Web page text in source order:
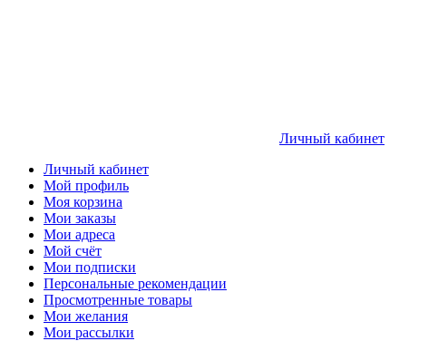
Личный кабинет
Личный кабинет
Мой профиль
Моя корзина
Мои заказы
Мои адреса
Мой счёт
Мои подписки
Персональные рекомендации
Просмотренные товары
Мои желания
Мои рассылки